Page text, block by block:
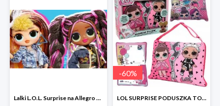
Lalki L.O.L. Surprise na Allegro w super cenach od 25,90 zł
-60%
LOL SURPRISE PODUSZKA TOREBKA SEKRETNY SCHOWEK MP3 -59%